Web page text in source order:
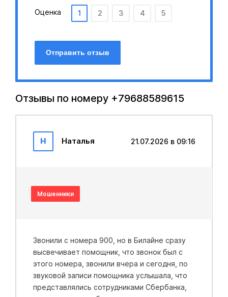
Оценка 1 2 3 4 5
Отправить отзыв
Отзывы по номеру +79688589615
Н Наталья 21.07.2026 в 09:16
Мошенники
Звонили с номера 900, но в Билайне сразу
высвечивает помощник, что звонок был с
этого номера, звонили вчера и сегодня, по
звуковой записи помощника услышала, что
представлялись сотрудниками Сбербанка,